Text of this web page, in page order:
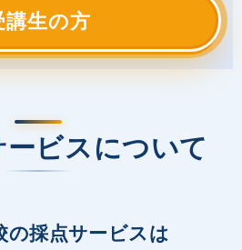
講生の方
ビスについて
の採点サービスは